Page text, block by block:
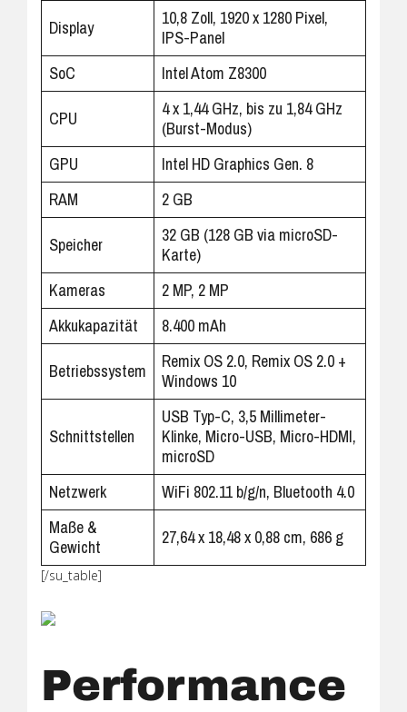
Display
10,8 Zoll, 1920 x 1280 Pixel,
IPS-Panel
SoC
Intel Atom Z8300
CPU
4 x 1,44 GHz, bis zu 1,84 GHz
(Burst-Modus)
GPU
Intel HD Graphics Gen. 8
RAM
2 GB
Speicher
32 GB (128 GB via microSD-
Karte)
Kameras
2 MP, 2 MP
Akkukapazität
8.400 mAh
Betriebssystem
Remix OS 2.0, Remix OS 2.0 +
Windows 10
Schnittstellen
USB Typ-C, 3,5 Millimeter-
Klinke, Micro-USB, Micro-HDMI,
microSD
Netzwerk
WiFi 802.11 b/g/n, Bluetooth 4.0
Maße &
Gewicht
27,64 x 18,48 x 0,88 cm, 686 g
[/su_table]
Performance